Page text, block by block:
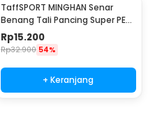
TaffSPORT MINGHAN Senar
Benang Tali Pancing Super PE
Braided Line 100M 3.0 - X4
Rp15.200
Rp32.900 54%
+ Keranjang